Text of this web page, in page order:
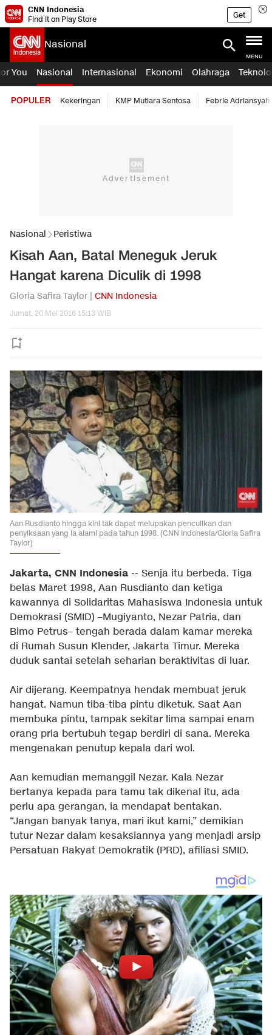
CNN Indonesia
Find it on Play Store
Get
Nasional
MENU
You Nasional Internasional Ekonomi Olahraga
POPULER Kekeringan KMP Mutiara Sentosa Febrie Adriansyah
Nasional Peristiwa
Kisah Aan, Batal Meneguk Jeruk
Hangat karena Diculik di 1998
Gloria Safira Taylor | CNN Indonesia
Jumat, 20 Mei 2016 15:13 WIB
Aan Rusdianto hingga kini tak dapat melupakan penculikan dan
penyiksaan yang ia alami pada tahun 1998. (CNN Indonesia/Gloria Safira
Taylor)
Jakarta, CNN Indonesia -- Senja itu berbeda. Tiga
belas Maret 1998, Aan Rusdianto dan ketiga
kawannya di Solidaritas Mahasiswa Indonesia untuk
Demokrasi (SMID) –Mugiyanto, Nezar Patria, dan
Bimo Petrus– tengah berada dalam kamar mereka
di Rumah Susun Klender, Jakarta Timur. Mereka
duduk santai setelah seharian beraktivitas di luar.
Air dijerang. Keempatnya hendak membuat jeruk
hangat. Namun tiba-tiba pintu diketuk. Saat Aan
membuka pintu, tampak sekitar lima sampai enam
orang pria bertubuh tegap berdiri di sana. Mereka
mengenakan penutup kepala dari wol.
Aan kemudian memanggil Nezar. Kala Nezar
bertanya kepada para tamu tak dikenal itu, ada
perlu apa gerangan, ia mendapat bentakan.
“Jangan banyak tanya, mari ikut kami,” demikian
tutur Nezar dalam kesaksiannya yang menjadi arsip
Persatuan Rakyat Demokratik (PRD), afiliasi SMID.